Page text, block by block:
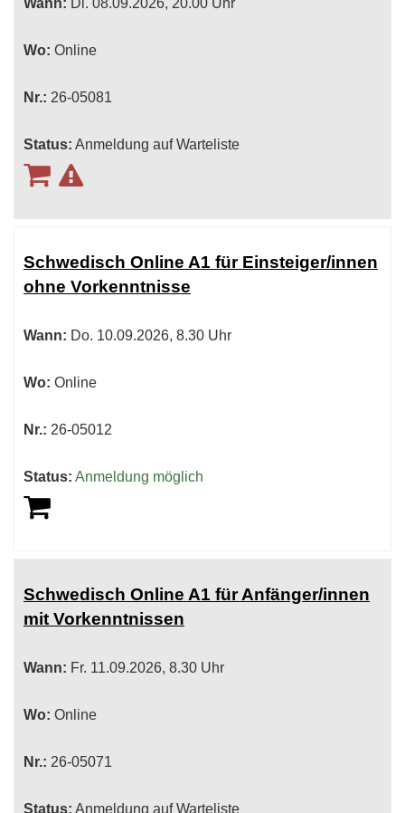
Wann: Di. 08.09.2026, 20.00 Uhr
Wo: Online
Nr.: 26-05081
Status: Anmeldung auf Warteliste
Schwedisch Online A1 für Einsteiger/innen
ohne Vorkenntnisse
Wann: Do. 10.09.2026, 8.30 Uhr
Wo: Online
Nr.: 26-05012
Status: Anmeldung möglich
Schwedisch Online A1 für Anfänger/innen
mit Vorkenntnissen
Wann: Fr. 11.09.2026, 8.30 Uhr
Wo: Online
Nr.: 26-05071
Status: Anmeldung auf Warteliste